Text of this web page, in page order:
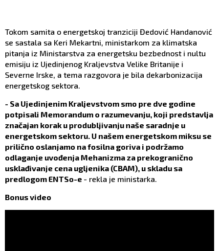
Tokom samita o energetskoj tranziciji Đedović Handanović
se sastala sa Keri Mekartni, ministarkom za klimatska
pitanja iz Ministarstva za energetsku bezbednost i nultu
emisiju iz Ujedinjenog Kraljevstva Velike Britanije i
Severne Irske, a tema razgovora je bila dekarbonizacija
energetskog sektora.
- Sa Ujedinjenim Kraljevstvom smo pre dve godine
potpisali Memorandum o razumevanju, koji predstavlja
značajan korak u produbljivanju naše saradnje u
energetskom sektoru. U našem energetskom miksu se
prilično oslanjamo na fosilna goriva i podržamo
odlaganje uvođenja Mehanizma za prekogranično
usklađivanje cena ugljenika (CBAM), u skladu sa
predlogom ENTSo-e - rekla je ministarka.
Bonus video